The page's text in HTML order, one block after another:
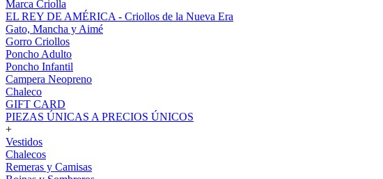
Marca Criolla
EL REY DE AMÉRICA - Criollos de la Nueva Era
Gato, Mancha y Aimé
Gorro Criollos
Poncho Adulto
Poncho Infantil
Campera Neopreno
Chaleco
GIFT CARD
PIEZAS ÚNICAS A PRECIOS ÚNICOS
+
Vestidos
Chalecos
Remeras y Camisas